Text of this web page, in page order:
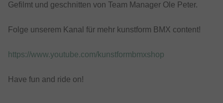
Gefilmt und geschnitten von Team Manager Ole Peter.
Folge unserem Kanal für mehr kunstform BMX content!
https://www.youtube.com/kunstformbmxshop
Have fun and ride on!